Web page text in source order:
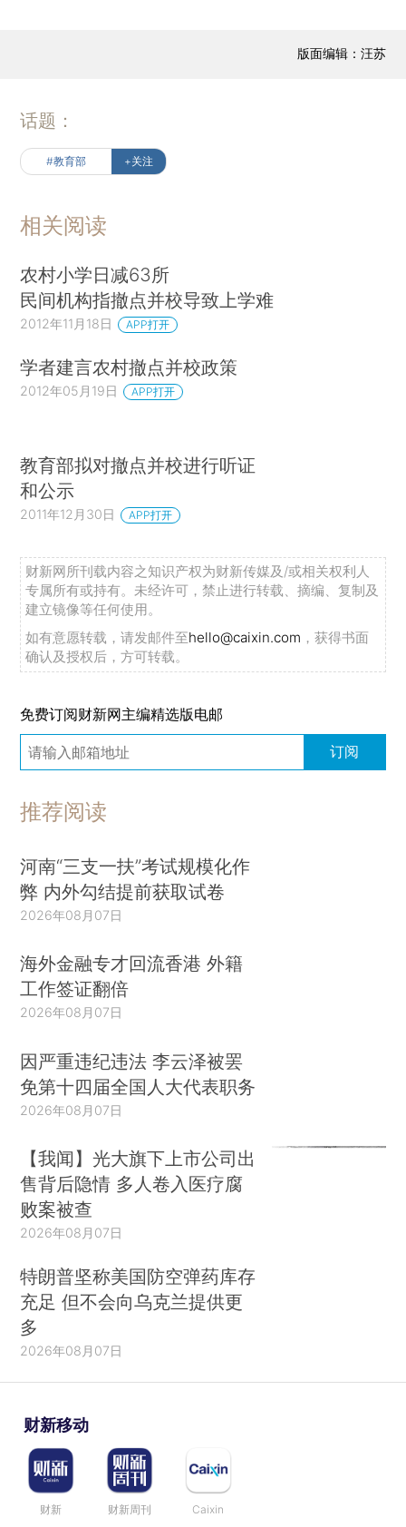
版面编辑：汪苏
话题：
#教育部 +关注
相关阅读
农村小学日减63所
民间机构指撤点并校导致上学难
2012年11月18日 APP打开
学者建言农村撤点并校政策
2012年05月19日 APP打开
教育部拟对撤点并校进行听证
和公示
2011年12月30日 APP打开
财新网所刊载内容之知识产权为财新传媒及/或相关权利人
专属所有或持有。未经许可，禁止进行转载、摘编、复制及
建立镜像等任何使用。
如有意愿转载，请发邮件至hello@caixin.com ，获得书面
确认及授权后，方可转载。
免费订阅财新网主编精选版电邮
订阅
推荐阅读
河南“三支一扶”考试规模化作
弊 内外勾结提前获取试卷
2026年08月07日
海外金融专才回流香港 外籍
工作签证翻倍
2026年08月07日
因严重违纪违法 李云泽被罢
免第十四届全国人大代表职务
2026年08月07日
【我闻】光大旗下上市公司出
售背后隐情 多人卷入医疗腐
败案被查
2026年08月07日
特朗普坚称美国防空弹药库存
充足 但不会向乌克兰提供更
多
2026年08月07日
财新移动
财新 财新周刊 Caixin